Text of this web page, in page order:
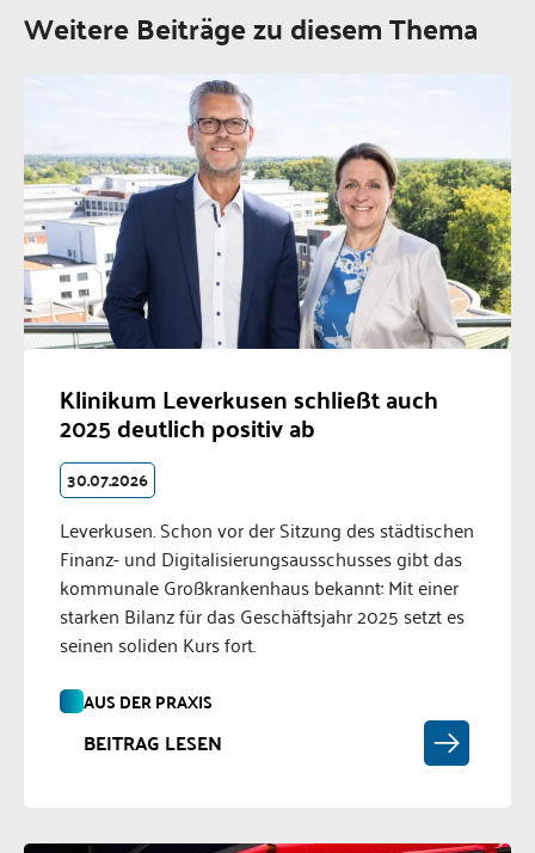
Weitere Beiträge zu diesem Thema
Klinikum Leverkusen schließt auch
2025 deutlich positiv ab
30.07.2026
Leverkusen. Schon vor der Sitzung des städtischen
Finanz- und Digitalisierungsausschusses gibt das
kommunale Großkrankenhaus bekannt: Mit einer
starken Bilanz für das Geschäftsjahr 2025 setzt es
seinen soliden Kurs fort.
AUS DER PRAXIS
BEITRAG LESEN